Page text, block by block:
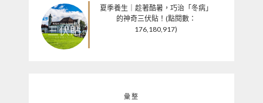
夏季養生｜趁著酷暑，巧治「冬病」
的神奇三伏貼！(點閱數：
176,180,917)
彙整